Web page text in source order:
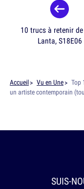
10 trucs à retenir
Lanta, S18E06
Accueil Vu en Une
Top
un artiste contemporain
SUIS-